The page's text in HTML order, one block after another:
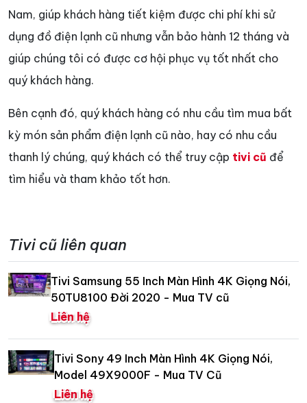
Nam, giúp khách hàng tiết kiệm được chi phí khi sử
dụng đồ điện lạnh cũ nhưng vẫn bảo hành 12 tháng và
giúp chúng tôi có được cơ hội phục vụ tốt nhất cho
quý khách hàng.
Bên cạnh đó, quý khách hàng có nhu cầu tìm mua bất
kỳ món sản phẩm điện lạnh cũ nào, hay có nhu cầu
thanh lý chúng, quý khách có thể truy cập tivi cũ để
tìm hiểu và tham khảo tốt hơn.
Tivi cũ liên quan
Tivi Samsung 55 Inch Màn Hình 4K Giọng Nói,
50TU8100 Đời 2020 - Mua TV cũ
Liên hệ
Tivi Sony 49 Inch Màn Hình 4K Giọng Nói,
Model 49X9000F - Mua TV Cũ
Liên hệ